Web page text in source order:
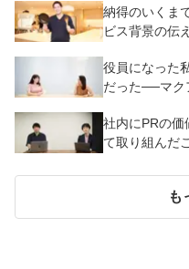
納得のいくま
ビス背景の伝
役員になった
だった──マク
社内にPRの価
て取り組んだ
も